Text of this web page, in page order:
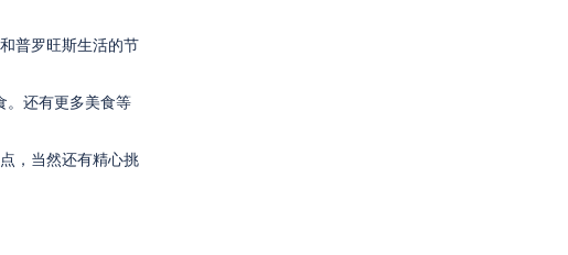
普罗旺斯生活的节
。还有更多美食等
，当然还有精心挑